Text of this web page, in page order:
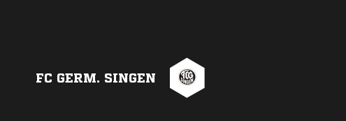
FC GERM. SINGEN